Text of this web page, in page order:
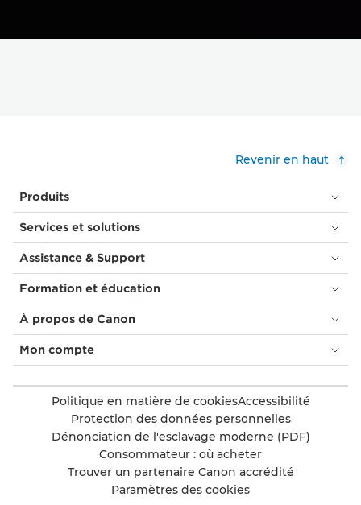
Revenir en haut
Produits
Services et solutions
Assistance & Support
Formation et éducation
À propos de Canon
Mon compte
Politique en matière de cookiesAccessibilité
Protection des données personnelles
Dénonciation de l'esclavage moderne (PDF)
Consommateur : où acheter
Trouver un partenaire Canon accrédité
Paramètres des cookies